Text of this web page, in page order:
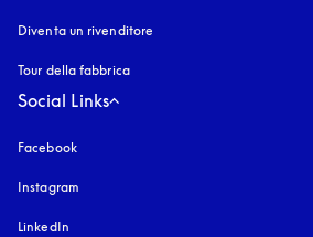
Diventa un rivenditore
Tour della fabbrica
Social Links
Facebook
Instagram
LinkedIn